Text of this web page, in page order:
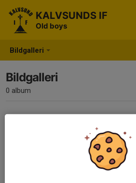
Bildgalleri
KALVSUNDS IF
Old boys
Bildgalleri
0 album
Inga album skapade